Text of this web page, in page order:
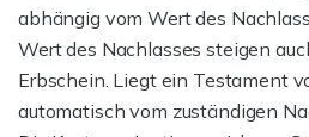
abhängig vom Wert des
Wert des Nachlasses steigen
Erbschein. Liegt ein Testament
automatisch vom zuständigen